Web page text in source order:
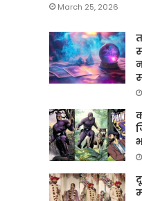
March 25, 2026